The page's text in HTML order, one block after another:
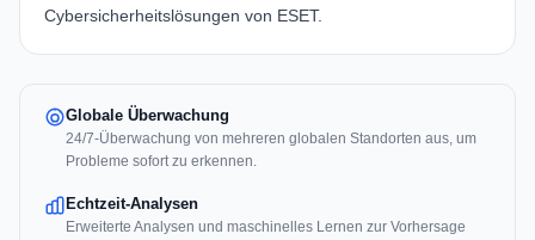
Cybersicherheitslösungen von ESET.
Globale Überwachung
24/7-Überwachung von mehreren globalen Standorten aus, um
Probleme sofort zu erkennen.
Echtzeit-Analysen
Erweiterte Analysen und maschinelles Lernen zur Vorhersage